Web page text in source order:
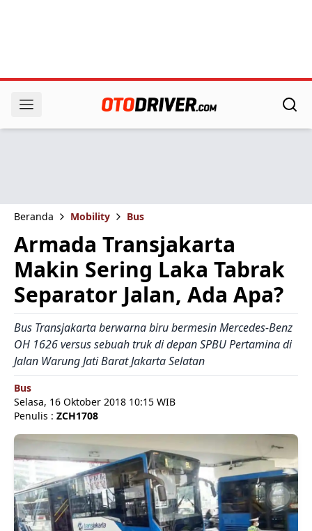
Beranda Mobility Bus
Armada Transjakarta
Makin Sering Laka Tabrak
Separator Jalan, Ada Apa?
Bus Transjakarta berwarna biru bermesin Mercedes-Benz
OH 1626 versus sebuah truk di depan SPBU Pertamina di
Jalan Warung Jati Barat Jakarta Selatan
Bus
Selasa, 16 Oktober 2018 10:15 WIB
Penulis : ZCH1708